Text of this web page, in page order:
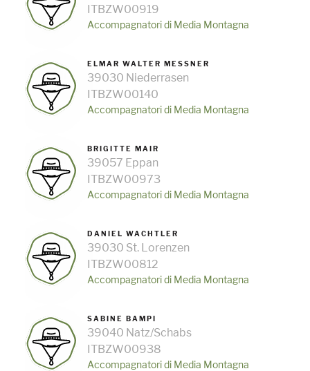
ITBZW00919
Accompagnatori di Media Montagna
ELMAR WALTER MESSNER
39030 Niederrasen
ITBZW00140
Accompagnatori di Media Montagna
BRIGITTE MAIR
39057 Eppan
ITBZW00973
Accompagnatori di Media Montagna
DANIEL WACHTLER
39030 St. Lorenzen
ITBZW00812
Accompagnatori di Media Montagna
SABINE BAMPI
39040 Natz/Schabs
ITBZW00938
Accompagnatori di Media Montagna